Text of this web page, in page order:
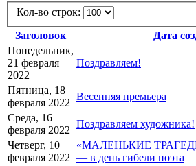
Кол-во строк:
Заголовок
Дата
Понедельник,
21 февраля
2022
Поздравляем!
Пятница, 18
февраля 2022
Весенняя премьера
Среда, 16
февраля 2022
Поздравляем художника!
Четверг, 10
февраля 2022
«МАЛЕНЬКИЕ
— в день гибели поэта